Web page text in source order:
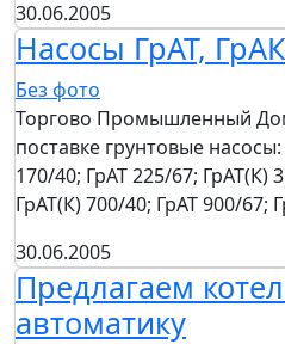
30.06.2005
Насосы ГрАТ,
Без фото
Торгово Промышленный
поставке грунтовые
170/40; ГрАТ 225/67; ГрАТ(К)
ГрАТ(К) 700/40; ГрАТ 900/67;
30.06.2005
Предлагаем
автоматику